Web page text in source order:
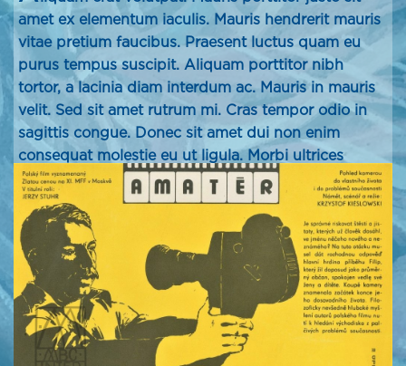
amet ex elementum iaculis. Mauris hendrerit mauris
vitae pretium faucibus. Praesent luctus quam eu
purus tempus suscipit. Aliquam porttitor nibh
tortor, a lacinia diam interdum ac. Mauris in mauris
velit. Sed sit amet rutrum mi. Cras tempor odio in
sagittis congue. Donec sit amet dui non enim
consequat molestie eu ut ligula. Morbi ultrices
iaculis lacus. Aliquam accumsan iaculis ex, quis
sagittis elit sollicitudin in. Curabitur a commodo
sem, in luctus urna. Nullam arcu sem, sodales vitae
justo ac, blandit vehicula tellus.